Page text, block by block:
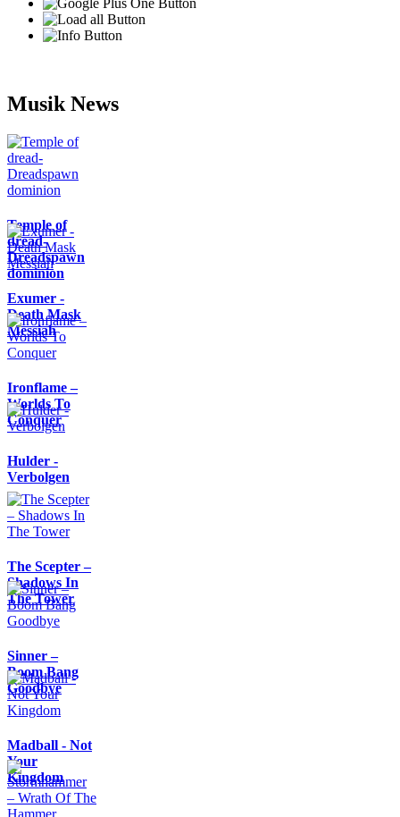
Musik News
Temple of
dread-
Dreadspawn
dominion
Exumer -
Death Mask
Messiah
Ironflame –
Worlds To
Conquer
Hulder -
Verbolgen
The Scepter –
Shadows In
The Tower
Sinner –
Boom Bang
Goodbye
Madball - Not
Your
Kingdom